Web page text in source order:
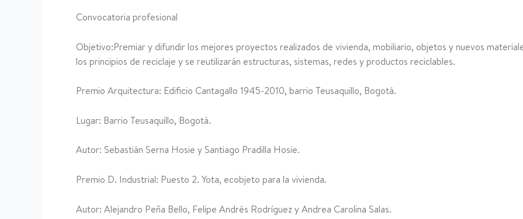
Convocatoria profesional
Objetivo:Premiar y difundir los mejores proyectos realizados de vivienda, mobiliario, objetos y nuevos
los principios de reciclaje y se reutilizarán estructuras, sistemas, redes y productos reciclables.
Premio Arquitectura: Edificio Cantagallo 1945-2010, barrio Teusaquillo, Bogotá.
Lugar: Barrio Teusaquillo, Bogotá.
Autor: Sebastián Serna Hosie y Santiago Pradilla Hosie.
Premio D. Industrial: Puesto 2. Yota, ecobjeto para la vivienda.
Autor: Alejandro Peña Bello, Felipe Andrés Rodríguez y Andrea Carolina Salas.